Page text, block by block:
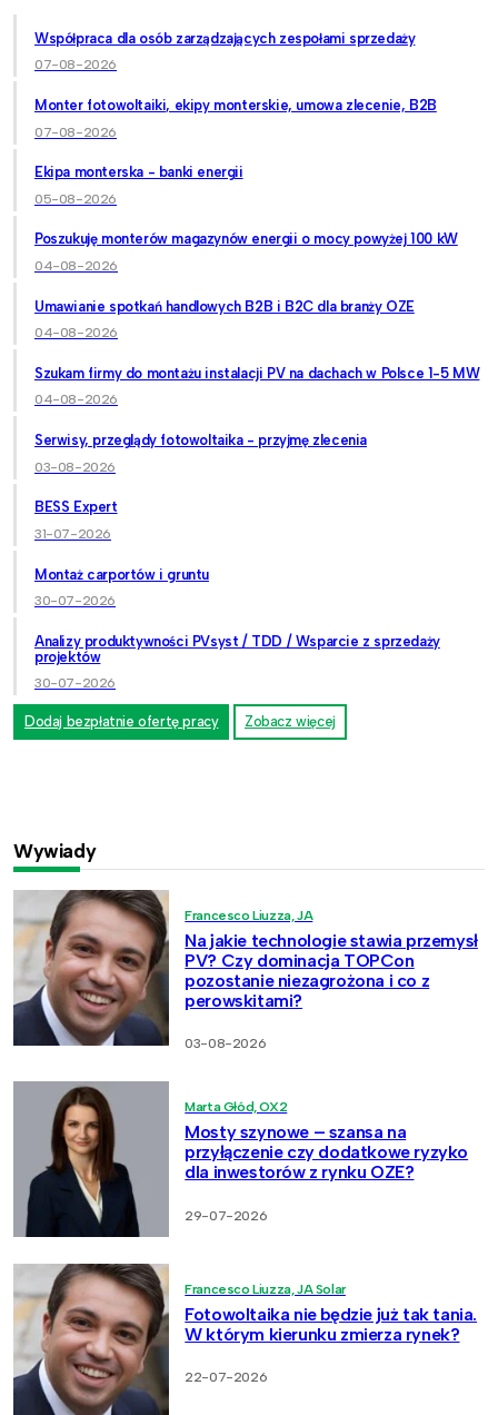
Współpraca dla osób zarządzających zespołami sprzedaży
07-08-2026
Monter fotowoltaiki, ekipy monterskie, umowa zlecenie, B2B
07-08-2026
Ekipa monterska - banki energii
05-08-2026
Poszukuję monterów magazynów energii o mocy powyżej 100 kW
04-08-2026
Umawianie spotkań handlowych B2B i B2C dla branży OZE
04-08-2026
Szukam firmy do montażu instalacji PV na dachach w Polsce 1-5 MW
04-08-2026
Serwisy, przeglądy fotowoltaika - przyjmę zlecenia
03-08-2026
BESS Expert
31-07-2026
Montaż carportów i gruntu
30-07-2026
Analizy produktywności PVsyst / TDD / Wsparcie z sprzedaży
projektów
30-07-2026
Dodaj bezpłatnie ofertę pracy Zobacz więcej
Wywiady
Francesco Liuzza, JA
Na jakie technologie stawia przemysł
PV? Czy dominacja TOPCon
pozostanie niezagrożona i co z
perowskitami?
03-08-2026
Marta Głód, OX2
Mosty szynowe – szansa na
przyłączenie czy dodatkowe ryzyko
dla inwestorów z rynku OZE?
29-07-2026
Francesco Liuzza, JA Solar
Fotowoltaika nie będzie już tak tania.
W którym kierunku zmierza rynek?
22-07-2026